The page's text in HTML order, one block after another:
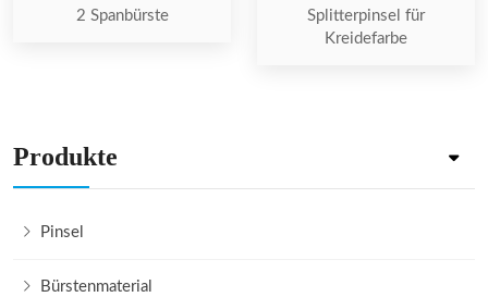
2 Spanbürste
Splitterpinsel für
Kreidefarbe
Produkte
Pinsel
Bürstenmaterial